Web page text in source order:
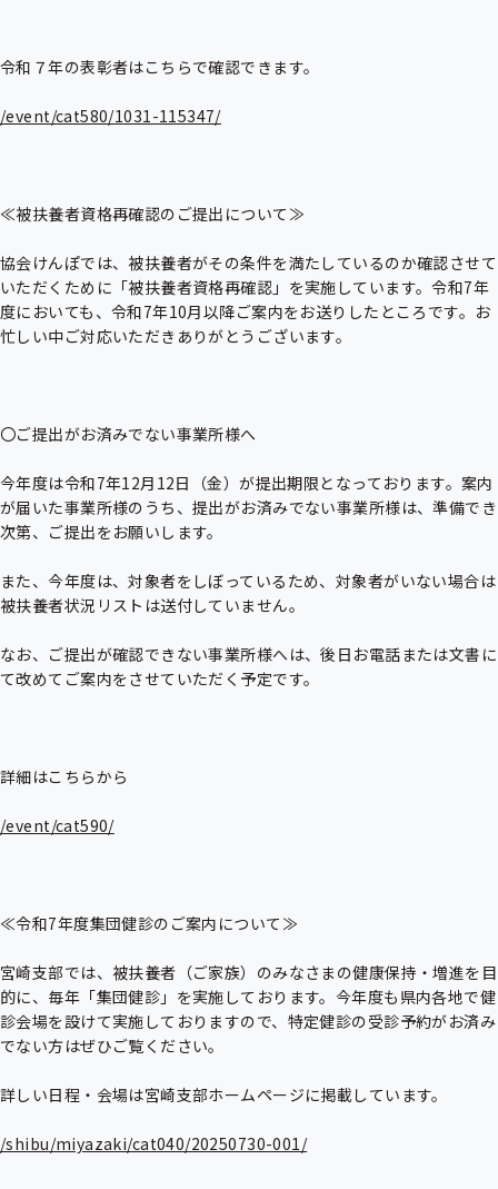
令和７年の表彰者はこちらで確認できます。
/event/cat580/1031-115347/
≪被扶養者資格再確認のご提出について≫
協会けんぽでは、被扶養者がその条件を満たしているのか確認させて
いただくために「被扶養者資格再確認」を実施しています。令和7年
度においても、令和7年10月以降ご案内をお送りしたところです。お
忙しい中ご対応いただきありがとうございます。
〇ご提出がお済みでない事業所様へ
今年度は令和7年12月12日（金）が提出期限となっております。案内
が届いた事業所様のうち、提出がお済みでない事業所様は、準備でき
次第、ご提出をお願いします。
また、今年度は、対象者をしぼっているため、対象者がいない場合は
被扶養者状況リストは送付していません。
なお、ご提出が確認できない事業所様へは、後日お電話または文書に
て改めてご案内をさせていただく予定です。
詳細はこちらから
/event/cat590/
≪令和7年度集団健診のご案内について≫
宮崎支部では、被扶養者（ご家族）のみなさまの健康保持・増進を目
的に、毎年「集団健診」を実施しております。今年度も県内各地で健
診会場を設けて実施しておりますので、特定健診の受診予約がお済み
でない方はぜひご覧ください。
詳しい日程・会場は宮崎支部ホームページに掲載しています。
/shibu/miyazaki/cat040/20250730-001/